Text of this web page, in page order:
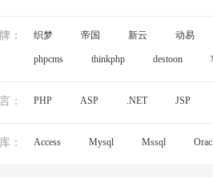
： 织梦 帝国 新云 动易
phpcms thinkphp destoon
： PHP ASP .NET JSP
： Access Mysql Mssql